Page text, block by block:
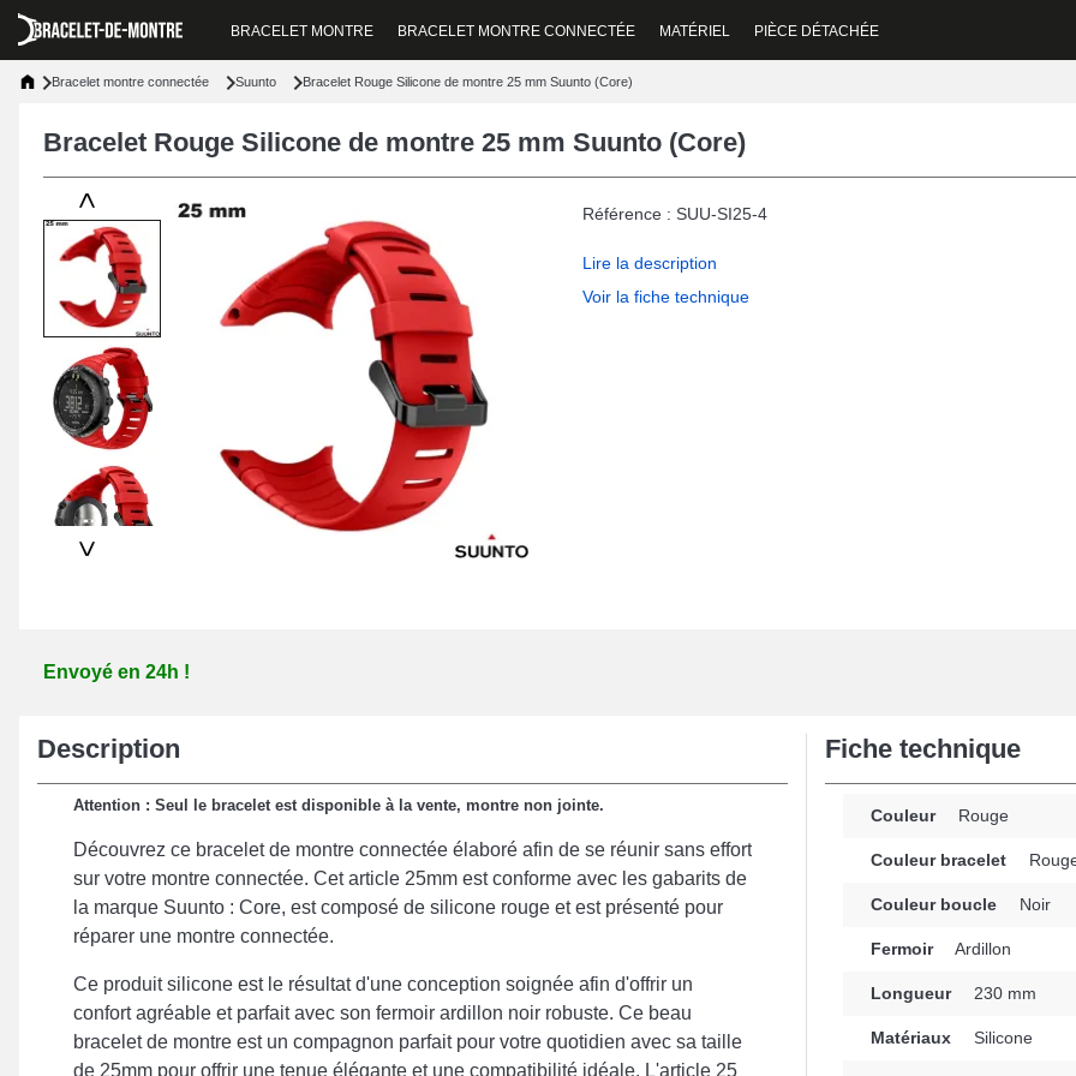
BRACELET MONTRE BRACELET MONTRE CONNECTÉE MATÉRIEL PIÈCE DÉTACHÉE
Bracelet montre connectée Suunto Bracelet Rouge Silicone de montre 25 mm Suunto (Core)
Bracelet Rouge Silicone de montre 25 mm Suunto (Core)
<
>
Référence : SUU-SI25-4
Lire la description
Voir la fiche technique
Envoyé en 24h !
Description
Attention : Seul le bracelet est disponible à la vente, montre non jointe.
Découvrez ce bracelet de montre connectée élaboré afin de se réunir sans effort
sur votre montre connectée. Cet article 25mm est conforme avec les gabarits de
la marque Suunto : Core, est composé de silicone rouge et est présenté pour
réparer une montre connectée.
Ce produit silicone est le résultat d'une conception soignée afin d'offrir un
confort agréable et parfait avec son fermoir ardillon noir robuste. Ce beau
bracelet de montre est un compagnon parfait pour votre quotidien avec sa taille
de 25mm pour offrir une tenue élégante et une compatibilité idéale. L'article 25
Fiche technique
Couleur Rouge
Couleur bracelet
Couleur boucle Noir
Fermoir Ardillon
Longueur 230 mm
Matériaux Silicone